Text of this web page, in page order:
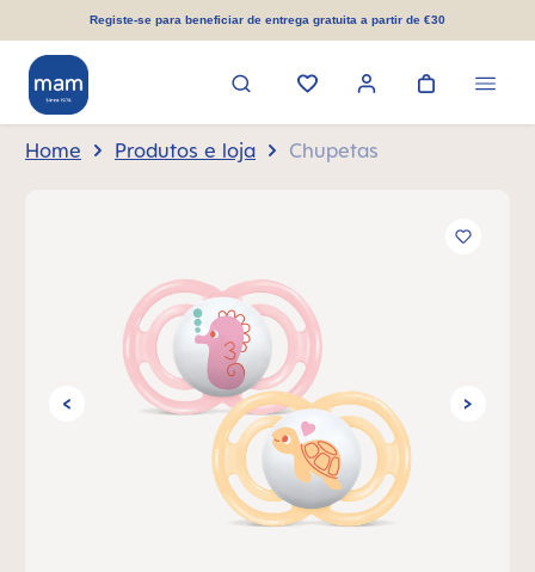
principalRegiste-se para beneficiar de entrega gratuita a partir de €30
Home Produtos e loja Chupetas